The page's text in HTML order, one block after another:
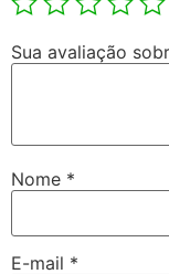
Sua avaliação
Nome *
E-mail *